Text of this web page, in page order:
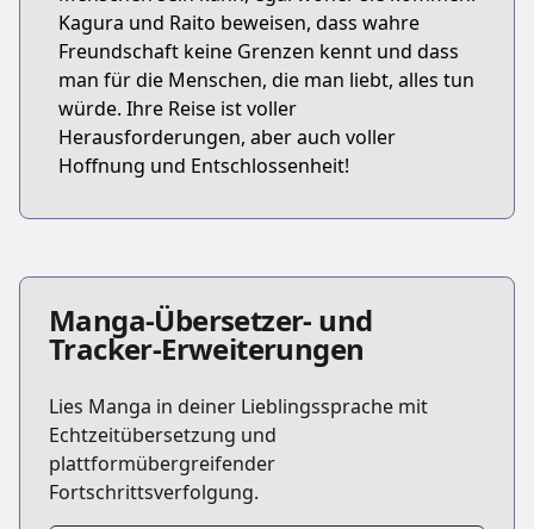
Kagura und Raito beweisen, dass wahre
Freundschaft keine Grenzen kennt und dass
man für die Menschen, die man liebt, alles tun
würde. Ihre Reise ist voller
Herausforderungen, aber auch voller
Hoffnung und Entschlossenheit!
Manga-Übersetzer- und
Tracker-Erweiterungen
Lies Manga in deiner Lieblingssprache mit
Echtzeitübersetzung und
plattformübergreifender
Fortschrittsverfolgung.